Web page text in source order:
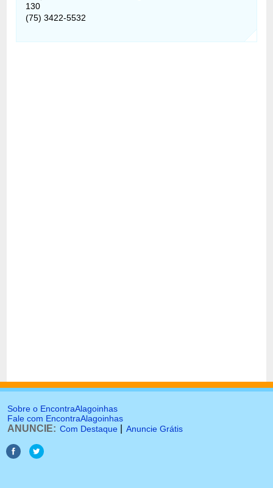
130
(75) 3422-5532
Sobre o EncontraAlagoinhas
Fale com EncontraAlagoinhas
ANUNCIE: Com Destaque Anuncie Grátis